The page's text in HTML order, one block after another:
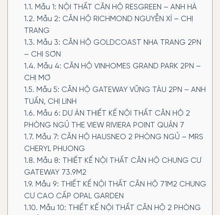
1.1. Mẫu 1: NỘI THẤT CĂN HỘ RESGREEN – ANH HÀ
1.2. Mẫu 2: CĂN HỘ RICHMOND NGUYỄN XÍ – CHỊ
TRANG
1.3. Mẫu 3: CĂN HỘ GOLDCOAST NHA TRANG 2PN
– CHỊ SƠN
1.4. Mẫu 4: CĂN HỘ VINHOMES GRAND PARK 2PN –
CHỊ MƠ
1.5. Mẫu 5: CĂN HỘ GATEWAY VŨNG TÀU 2PN – ANH
TUẤN, CHỊ LINH
1.6. Mẫu 6: DỰ ÁN THIẾT KẾ NỘI THẤT CĂN HỘ 2
PHÒNG NGỦ THE VIEW RIVIERA POINT QUẬN 7
1.7. Mẫu 7: CĂN HỘ HAUSNEO 2 PHÒNG NGỦ – MRS
CHERYL PHUONG
1.8. Mẫu 8: THIẾT KẾ NỘI THẤT CĂN HỘ CHUNG CƯ
GATEWAY 73.9M2
1.9. Mẫu 9: THIẾT KẾ NỘI THẤT CĂN HỘ 71M2 CHUNG
CƯ CAO CẤP OPAL GARDEN
1.10. Mẫu 10: THIẾT KẾ NỘI THẤT CĂN HỘ 2 PHÒNG